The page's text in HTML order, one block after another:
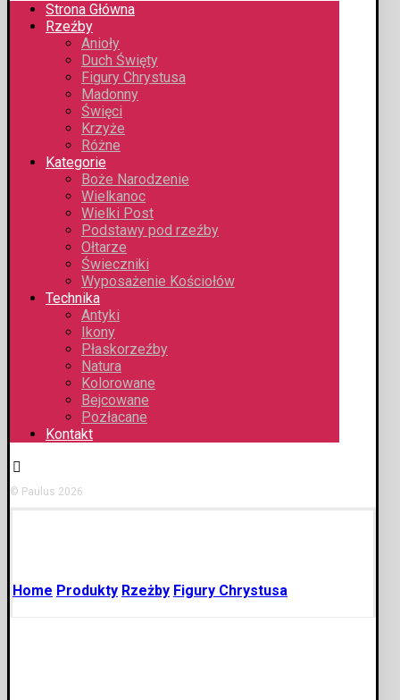
Strona Główna
Rzeźby
Anioły
Duch Święty
Figury Chrystusa
Madonny
Święci
Krzyże
Różne
Kategorie
Boże Narodzenie
Wielkanoc
Wielki Post
Podstawy pod rzeźby
Ołtarze
Świeczniki
Wyposażenie Kościołów
Technika
Antyki
Ikony
Płaskorzeźby
Natura
Kolorowane
Bejcowane
Pozłacane
Kontakt
© Paulus 2026
Home Produkty Rzeżby Figury Chrystusa